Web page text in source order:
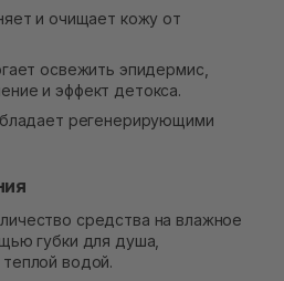
и очищает кожу от
освежить эпидермис,
и эффект детокса.
регенерирующими
средства на влажное
губки для душа,
водой.